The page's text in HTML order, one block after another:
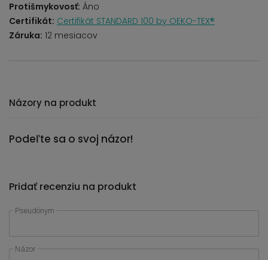
Protišmykovosť: Áno
Certifikát: Certifikát STANDARD 100 by OEKO-TEX®
Záruka: 12 mesiacov
Názory na produkt
Podeľte sa o svoj názor!
Pridať recenziu na produkt
Pseudónym
Názor